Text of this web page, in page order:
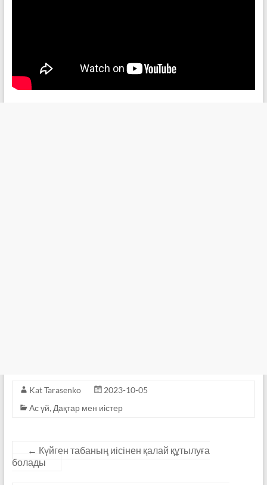
Kat Tarasenko
2023-10-05
Ас үй, Дақтар мен иістер
← Күйген табаның иісінен қалай құтылуға
болады